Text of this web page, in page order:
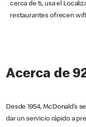
cerca de ti, usa el
restaurantes ofrecen
Acerca de
Desde 1954, McDonald’s
dar un servicio rápido a